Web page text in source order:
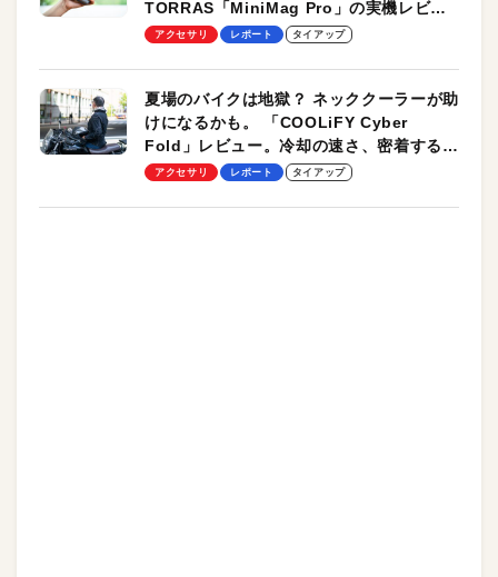
TORRAS「MiniMag Pro」の実機レビュ
ーも
アクセサリ レポート タイアップ
夏場のバイクは地獄？ ネッククーラーが助
けになるかも。 「COOLiFY Cyber
Fold」レビュー。冷却の速さ、密着する冷
却プレート、シンプルな操作性がグッド！
アクセサリ レポート タイアップ